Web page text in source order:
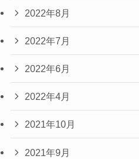
2022年8月
2022年7月
2022年6月
2022年4月
2021年10月
2021年9月